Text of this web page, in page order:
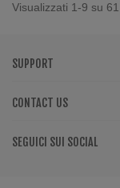
Visualizzati 1-9 su
SUPPORT
CONTACT US
SEGUICI SUI SOCIAL